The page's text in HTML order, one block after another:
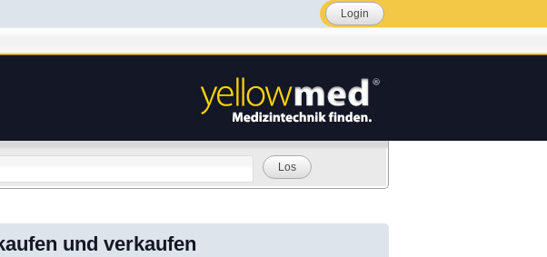
Login
Los
und verkaufen